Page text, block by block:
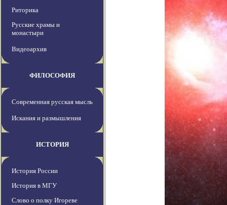
Риторика
Русские храмы и
монастыри
Видеоархив
ФИЛОСОФИЯ
Современная русская мысль
Искания и размышления
ИСТОРИЯ
История России
История в МГУ
Слово о полку Игореве